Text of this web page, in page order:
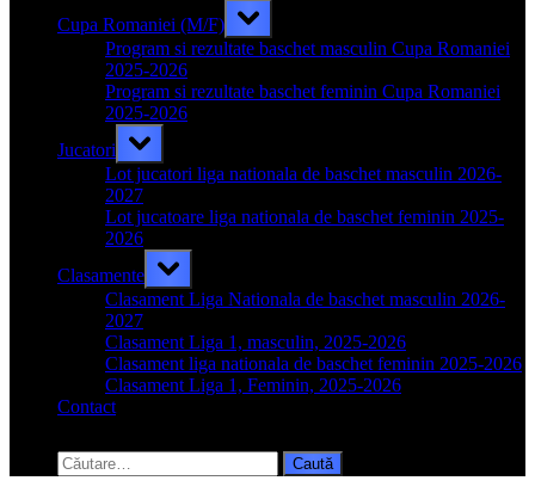
Cupa Romaniei (M/F)
Toggle
sub-
menu
Program si rezultate baschet masculin Cupa Romaniei
2025-2026
Program si rezultate baschet feminin Cupa Romaniei
2025-2026
Jucatori
Toggle
sub-
menu
Lot jucatori liga nationala de baschet masculin 2026-
2027
Lot jucatoare liga nationala de baschet feminin 2025-
2026
Clasamente
Toggle
sub-
menu
Clasament Liga Nationala de baschet masculin 2026-
2027
Clasament Liga 1, masculin, 2025-2026
Clasament liga nationala de baschet feminin 2025-2026
Clasament Liga 1, Feminin, 2025-2026
Contact
search
form
Caută
după: